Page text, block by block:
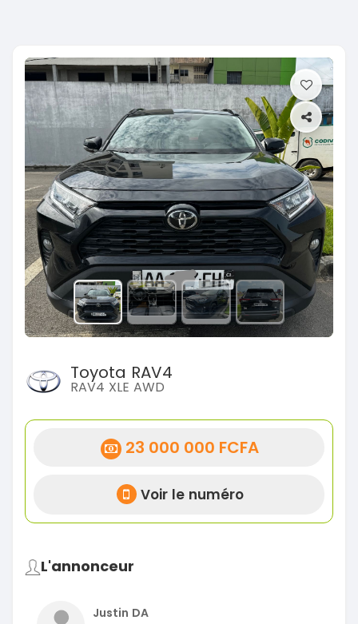
Previous Next
Toyota RAV4
RAV4 XLE AWD
23 000 000 FCFA
Voir le numéro
L'annonceur
Justin DA